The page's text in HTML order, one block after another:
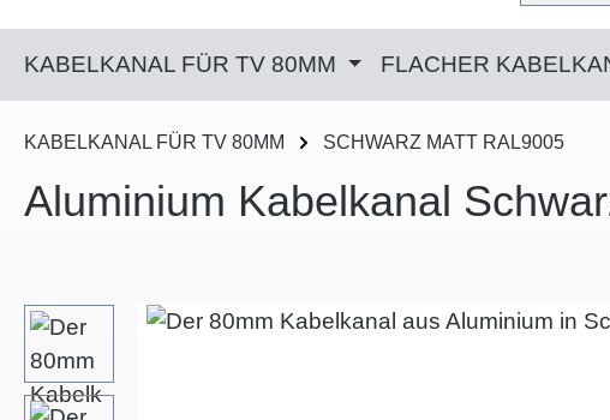
KABELKANAL FÜR TV 80MM FLACHER
KABELKANAL FÜR TV 80MM SCHWARZ MATT RAL9005
Aluminium Kabelkanal
Bildergalerie überspringen